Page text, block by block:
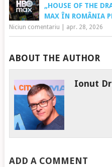
„HOUSE OF THE
MAX ÎN ROMÂNIA
Niciun comentariu apr. 28, 2026
ABOUT THE AUTHOR
Ionut
ADD A COMMENT